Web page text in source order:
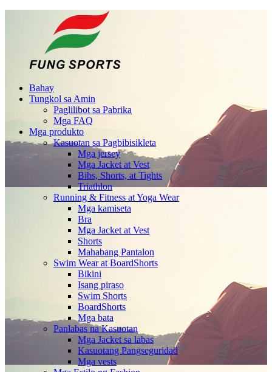
Bahay
Tungkol sa Amin
Paglilibot sa Pabrika
Mga FAQ
Mga produkto
Kasuotan sa Pagbibisikleta
Mga jersey
Mga Jacket at Vest
Bibs, Shorts, at Tights
Triathlon
Running & Fitness at Yoga Wear
Mga kamiseta
Bra
Mga Jacket at Vest
Shorts
Mahabang Pantalon
Swim Wear at BoardShorts
Bikini
Isang piraso
Swim Shorts
BoardShorts
Mga bata
Panlabas na Kasuotan
Mga Jacket sa labas
Kasuotang Pangseguridad
Mga vests